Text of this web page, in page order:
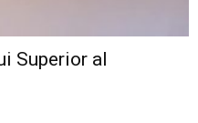
Superior al